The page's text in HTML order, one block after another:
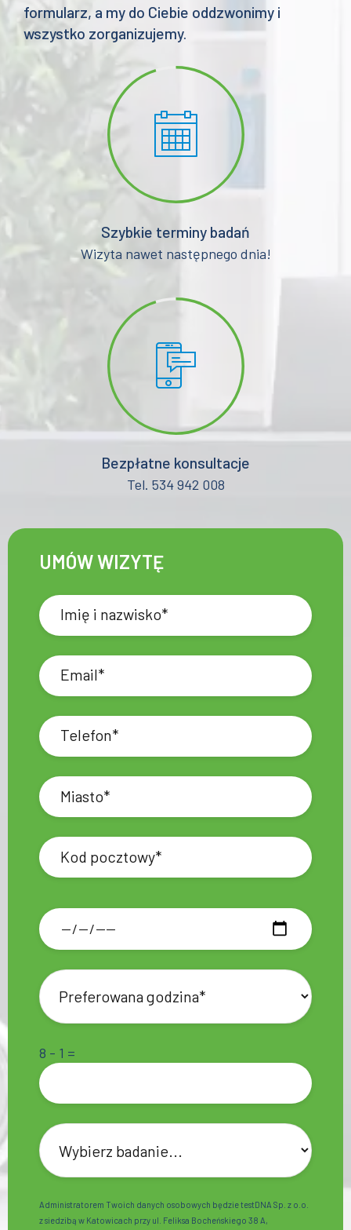
formularz, a my do Ciebie oddzwonimy i
wszystko zorganizujemy.
Szybkie terminy badań
Wizyta nawet następnego dnia!
Bezpłatne konsultacje
Tel. 534 942 008
UMÓW WIZYTĘ
8 - 1 =
Administratorem Twoich danych osobowych będzie testDNA Sp. z o.o.
z siedzibą w Katowicach przy ul. Feliksa Bocheńskiego 38 A,